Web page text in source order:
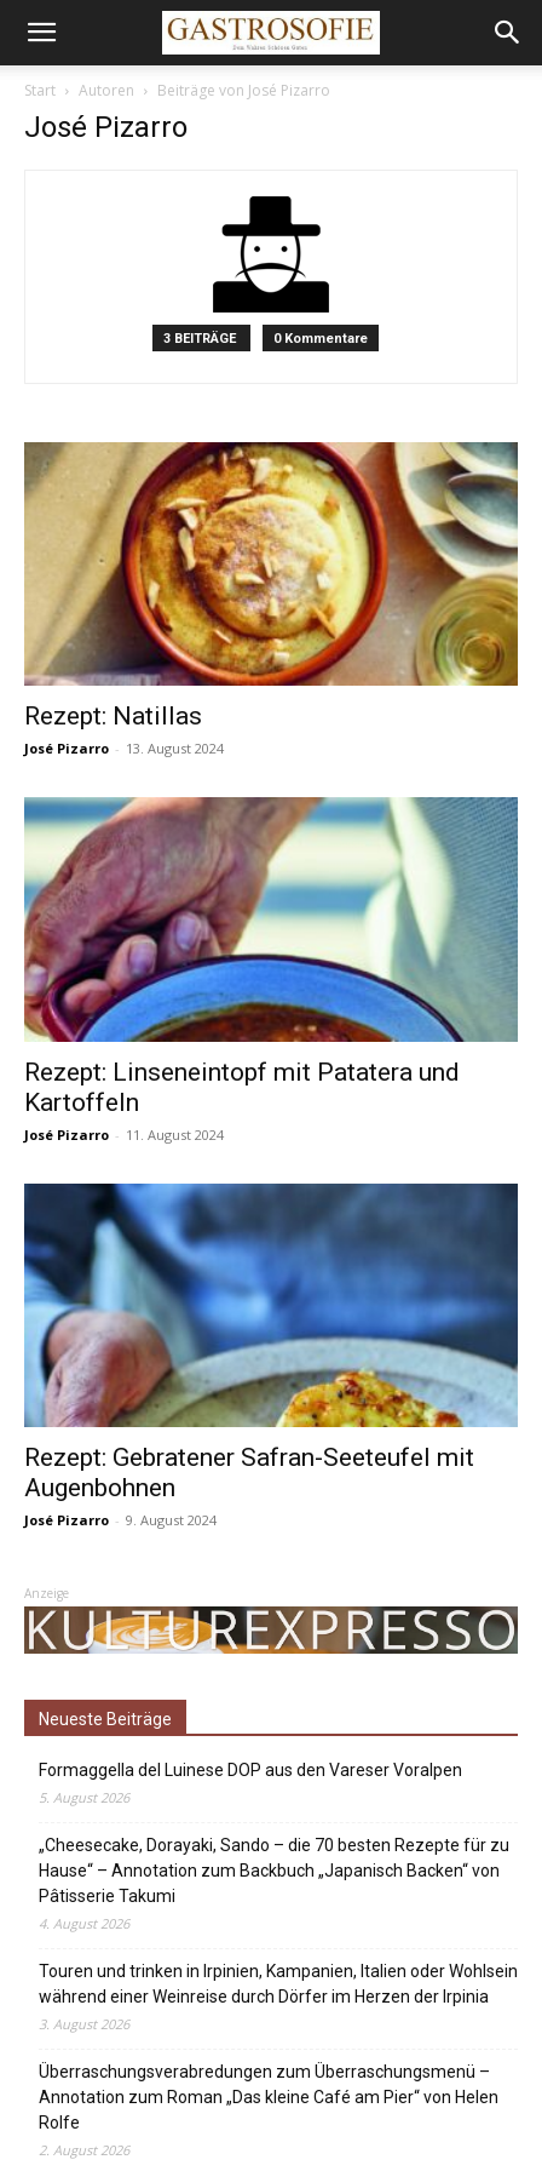
Start Autoren Beiträge von José Pizarro
José Pizarro
3 BEITRÄGE 0 Kommentare
Rezept: Natillas
José Pizarro - 13. August 2024
Rezept: Linseneintopf mit Patatera und
Kartoffeln
José Pizarro - 11. August 2024
Rezept: Gebratener Safran-Seeteufel mit
Augenbohnen
José Pizarro - 9. August 2024
Anzeige
Neueste Beiträge
Formaggella del Luinese DOP aus den Vareser Voralpen
5. August 2026
„Cheesecake, Dorayaki, Sando – die 70 besten Rezepte für zu
Hause“ – Annotation zum Backbuch „Japanisch Backen“ von
Pâtisserie Takumi
4. August 2026
Touren und trinken in Irpinien, Kampanien, Italien oder Wohlsein
während einer Weinreise durch Dörfer im Herzen der Irpinia
3. August 2026
Überraschungsverabredungen zum Überraschungsmenü –
Annotation zum Roman „Das kleine Café am Pier“ von Helen
Rolfe
2. August 2026